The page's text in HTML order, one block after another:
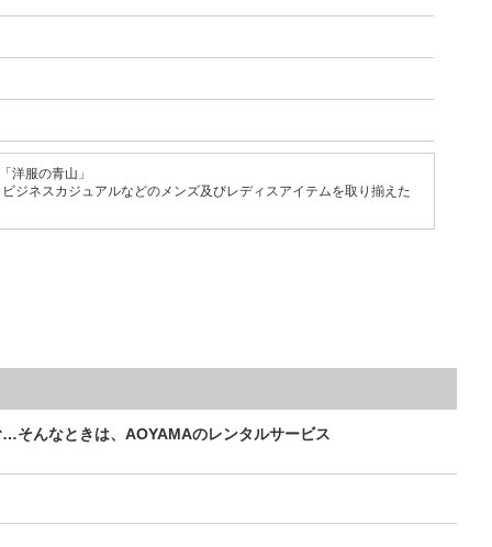
洋服の青山」
ジネスカジュアルなどのメンズ及びレディスアイテムを取り揃えた
んなときは、AOYAMAのレンタルサービス